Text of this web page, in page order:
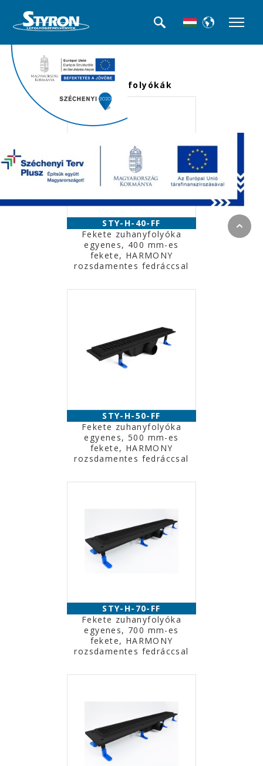
<<< Termék kategóriák
Beltéri folyókák
STY-H-40-FF
Fekete zuhanyfolyóka
egyenes, 400 mm-es
fekete, HARMONY
rozsdamentes fedráccsal
STY-H-50-FF
Fekete zuhanyfolyóka
egyenes, 500 mm-es
fekete, HARMONY
rozsdamentes fedráccsal
STY-H-70-FF
Fekete zuhanyfolyóka
egyenes, 700 mm-es
fekete, HARMONY
rozsdamentes fedráccsal